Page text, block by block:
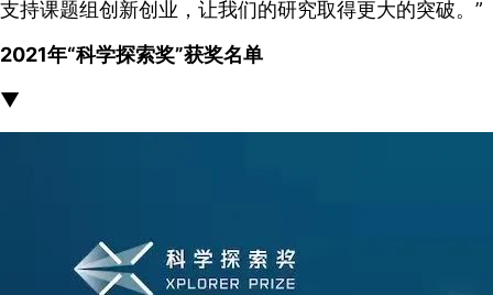
支持课题组创新创业，让我们的研究取得更大的突破。”
2021年“科学探索奖”获奖名单
▼